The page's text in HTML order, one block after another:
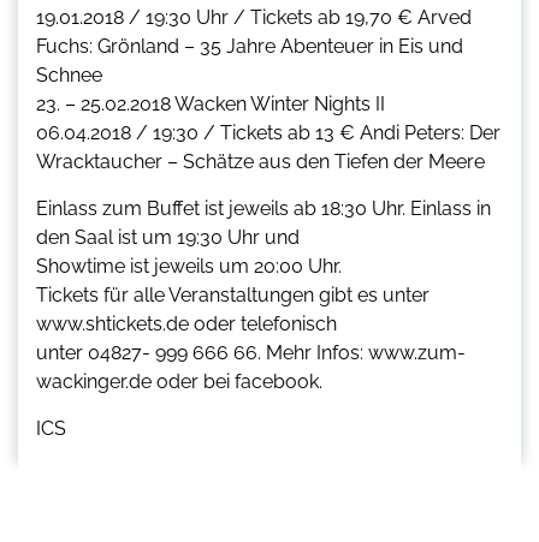
19.01.2018 / 19:30 Uhr / Tickets ab 19,70 € Arved
Fuchs: Grönland – 35 Jahre Abenteuer in Eis und
Schnee
23. – 25.02.2018 Wacken Winter Nights II
06.04.2018 / 19:30 / Tickets ab 13 € Andi Peters: Der
Wracktaucher – Schätze aus den Tiefen der Meere
Einlass zum Buffet ist jeweils ab 18:30 Uhr. Einlass in
den Saal ist um 19:30 Uhr und
Showtime ist jeweils um 20:00 Uhr.
Tickets für alle Veranstaltungen gibt es unter
www.shtickets.de oder telefonisch
unter 04827- 999 666 66. Mehr Infos: www.zum-
wackinger.de oder bei facebook.
ICS